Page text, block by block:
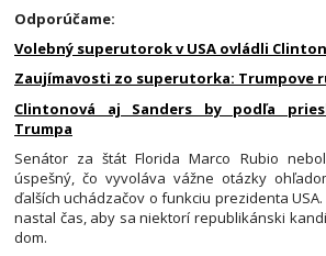
Odporúčame:
Volebný superutorok v USA ovládli
Zaujímavosti zo superutorka: Trumpove
Clintonová aj Sanders by podľa
Trumpa
Senátor za štát Florida Marco Rubio
úspešný, čo vyvoláva vážne otázky
ďalších uchádzačov o funkciu prezidenta
nastal čas, aby sa niektorí republikánski
dom.